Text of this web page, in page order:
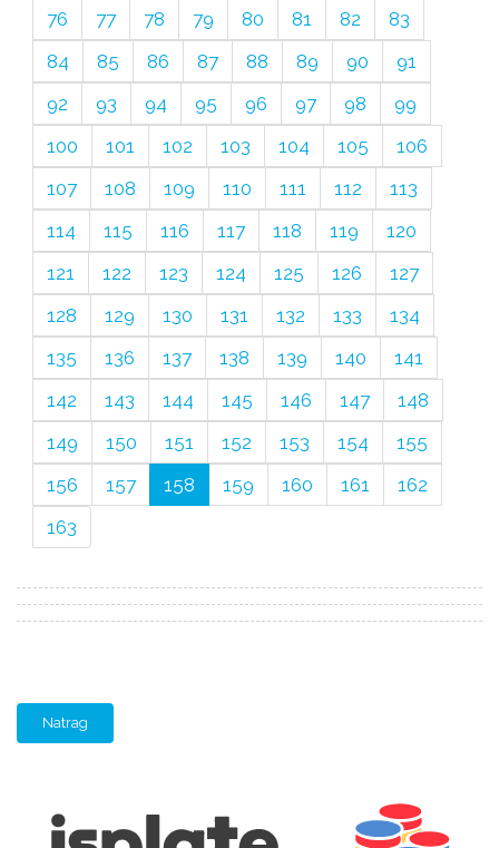
76
77 78 79 80 81 82
83
84
85 86 87 88 89 90
91
92
93 94 95 96 97 98
99
100
101 102 103 104 105
106
107
108 109 110 111 112
113
114
115 116 117 118 119
120
121
122 123 124 125 126
127
128
129 130 131 132 133
134
135
136 137 138 139 140
141
142
143 144 145 146 147
148
149
150 151 152 153 154
155
156
157 158 159 160 161
162
163
Natrag